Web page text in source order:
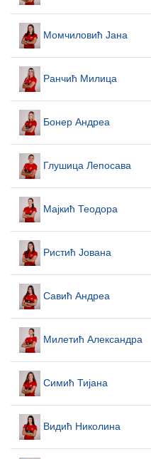
Момчиловић Јана
Ранчић Милица
Бонер Андреа
Глушица Лепосава
Мајкић Теодора
Ристић Јована
Савић Андреа
Милетић Александра
Симић Тијана
Видић Николина